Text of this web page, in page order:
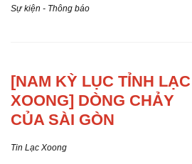
Sự kiện - Thông báo
[NAM KỲ LỤC TỈNH LẠC
XOONG] DÒNG CHẢY
CỦA SÀI GÒN
Tin Lạc Xoong